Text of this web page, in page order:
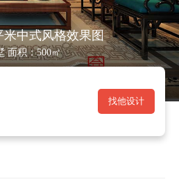
米中式风格效果图
面积：500㎡
找他设计